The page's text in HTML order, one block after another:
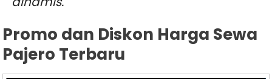
Promo dan Diskon Harga Sewa
Pajero Terbaru